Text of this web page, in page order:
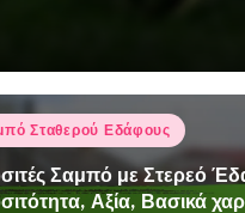
Σταθερού Εδάφους
Σαμπό με Στερεό
Αξία, Βασικά